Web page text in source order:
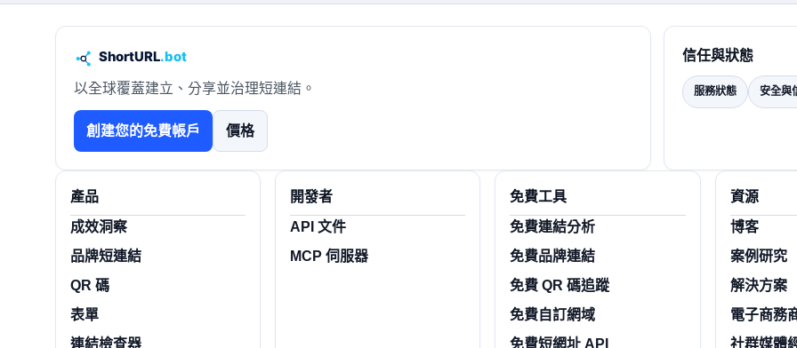
以全球覆蓋建立、分享並治理短連結。
創建您的免費帳戶 價格
信任與狀態
服務狀態 安全與
產品
成效洞察
品牌短連結
QR 碼
表單
連結檢查器
開發者
API 文件
MCP 伺服器
免費工具
免費連結分析
免費品牌連結
免費 QR 碼追蹤
免費自訂網域
免費短網址 API
資源
博客
案例研究
解決方案
電子商務
社群媒體